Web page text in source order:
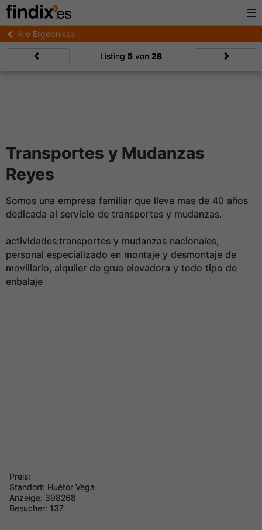
Alle Ergebnisse
Listing 5 von 28
Transportes y Mudanzas
Reyes
Somos una empresa familiar que lleva mas de 40 años
dedicada al servicio de transportes y mudanzas.
actividades:transportes y mudanzas nacionales,
personal especializado en montaje y desmontaje de
moviliario, alquiler de grua elevadora y todo tipo de
enbalaje
Preis:
Standort: Huétor Vega
Anzeige: 398268
Besucher: 137